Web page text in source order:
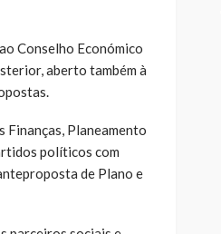
Conselho Económico
aberto também à
Finanças, Planeamento
políticos com
de Plano e